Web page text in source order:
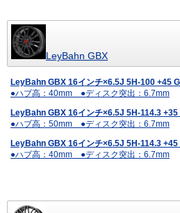
LeyBahn GBX
LeyBahn GBX 16インチ×6.5J 5H-100 +45
●ハブ高：40mm ●ディスク突出：6.7mm
LeyBahn GBX 16インチ×6.5J 5H-114.3 +35
●ハブ高：50mm ●ディスク突出：6.7mm
LeyBahn GBX 16インチ×6.5J 5H-114.3 +45
●ハブ高：40mm ●ディスク突出：6.7mm